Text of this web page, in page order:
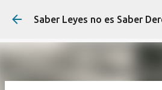
Ir al contenido
Saber Leyes no es Saber